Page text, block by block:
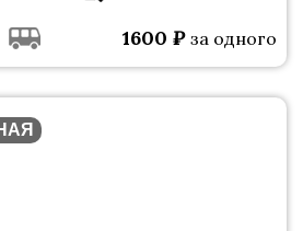
1600 ₽ за одного